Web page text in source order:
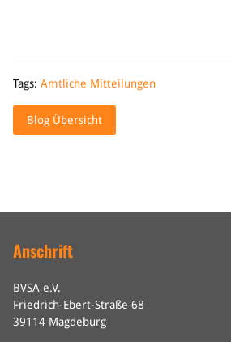
Tags: Amtliche Mitteilungen
Blog Übersicht
Anschrift
BVSA e.V.
Friedrich-Ebert-Straße 68
39114 Magdeburg